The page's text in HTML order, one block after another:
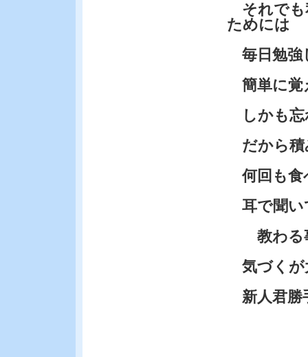
それでも
ためには
毎日勉強
簡単に覚
しかも忘
だから積
何回も食
耳で聞い
教わる
気づくが
新人君勝